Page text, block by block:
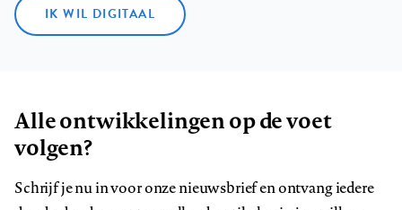
IK WIL DIGITAAL
Alle ontwikkelingen op de voet
volgen?
Schrijf je nu in voor onze nieuwsbrief en ontvang iedere